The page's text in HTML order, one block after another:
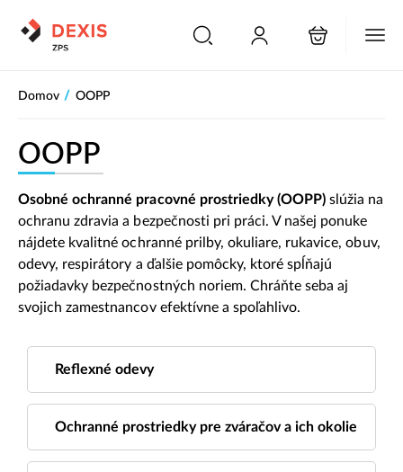
Domov / OOPP
OOPP
Osobné ochranné pracovné prostriedky (OOPP) slúžia na
ochranu zdravia a bezpečnosti pri práci. V našej ponuke
nájdete kvalitné ochranné prilby, okuliare, rukavice, obuv,
odevy, respirátory a ďalšie pomôcky, ktoré spĺňajú
požiadavky bezpečnostných noriem. Chráňte seba aj
svojich zamestnancov efektívne a spoľahlivo.
Reflexné odevy
Ochranné prostriedky pre zváračov a ich okolie